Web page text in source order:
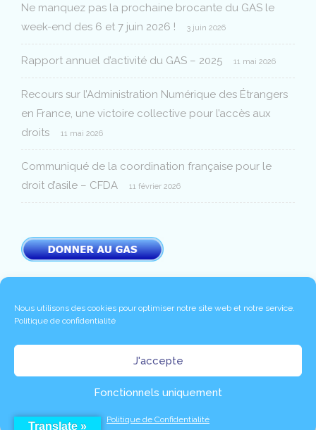
Nous utilisons des cookies pour optimiser notre site web et notre service.
Politique de confidentialité
J'accepte
Fonctionnels uniquement
Politique de Confidentialité
Ne manquez pas la prochaine brocante du GAS le
week-end des 6 et 7 juin 2026 !
3 juin 2026
Rapport annuel d’activité du GAS – 2025 11 mai 2026
Recours sur l’Administration Numérique des Étrangers
en France, une victoire collective pour l’accès aux
droits
11 mai 2026
Communiqué de la coordination française pour le
droit d’asile – CFDA
11 février 2026
Copyright 2020 © -Mentions légales
Partenaires|Contact
Translate »